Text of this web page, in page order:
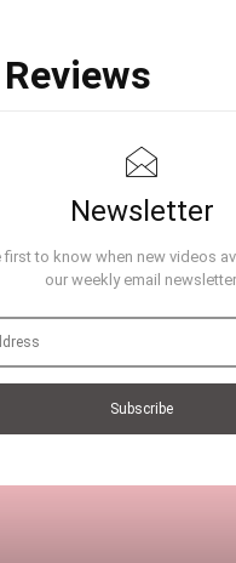
Newsletter
first to know when new videos
our weekly email
Subscribe